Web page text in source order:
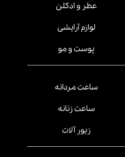
عطر و ادکلن
لوازم آرایشی
پوست و مو
ساعت مردانه
ساعت زنانه
زیور آلات